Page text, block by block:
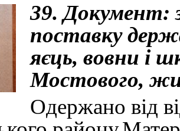
39. Документ:
поставку
яєць, вовни і
Мостового,
Одержано від